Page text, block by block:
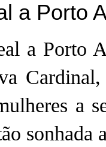
a Porto
a Porto
a